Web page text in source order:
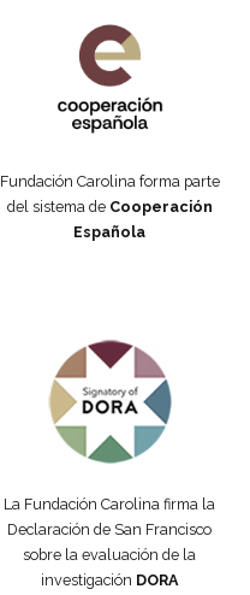
Fundación Carolina forma parte
del sistema de Cooperación
Española
La Fundación Carolina firma la
Declaración de San Francisco
sobre la evaluación de la
investigación DORA